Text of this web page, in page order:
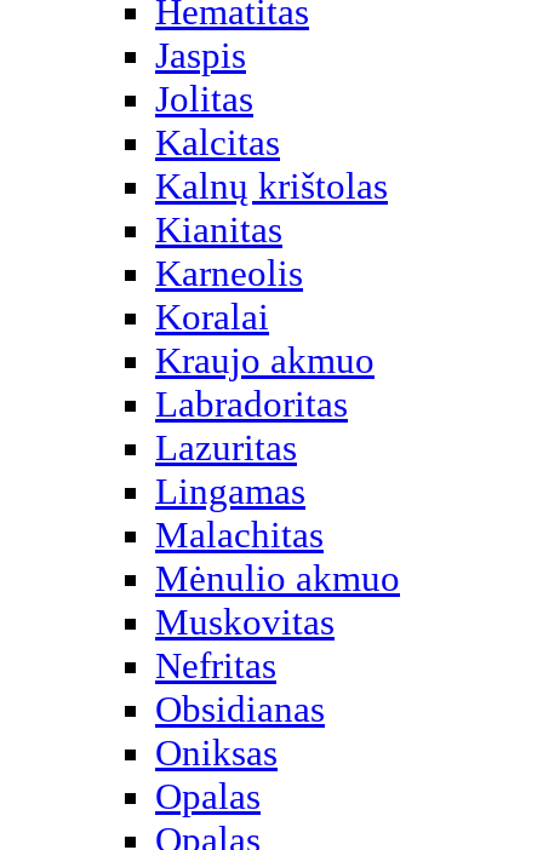
Hematitas
Jaspis
Jolitas
Kalcitas
Kalnų krištolas
Kianitas
Karneolis
Koralai
Kraujo akmuo
Labradoritas
Lazuritas
Lingamas
Malachitas
Mėnulio akmuo
Muskovitas
Nefritas
Obsidianas
Oniksas
Opalas
Opalas